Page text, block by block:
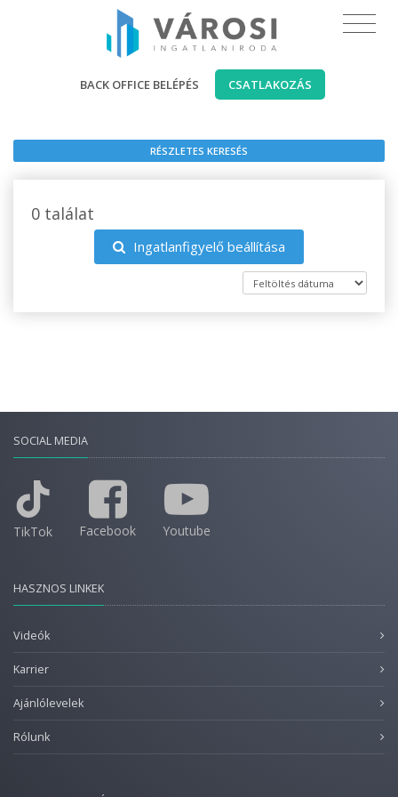
BACK OFFICE BELÉPÉS CSATLAKOZÁS
RÉSZLETES KERESÉS
0 találat
Ingatlanfigyelő beállítása
SOCIAL MEDIA
TikTok Facebook Youtube
HASZNOS LINKEK
Videók
Karrier
Ajánlólevelek
Rólunk